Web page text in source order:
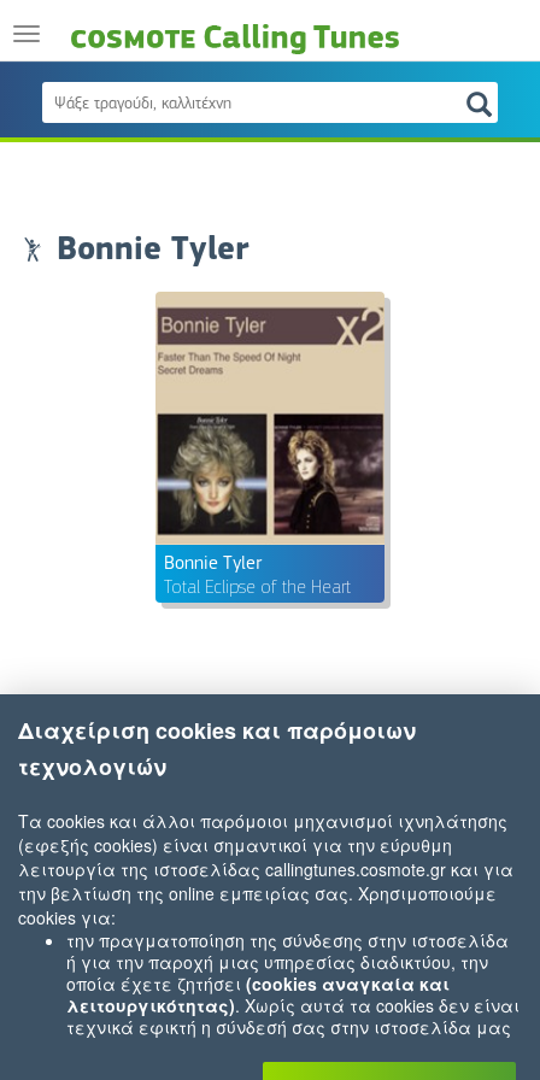
Bonnie Tyler
Bonnie Tyler
Total Eclipse of the Heart
Διαχείριση cookies και παρόμοιων
τεχνολογιών
Τα cookies και άλλοι παρόμοιοι μηχανισμοί ιχνηλάτησης
(εφεξής cookies) είναι σημαντικοί για την εύρυθμη
λειτουργία της ιστοσελίδας callingtunes.cosmote.gr και για
την βελτίωση της online εμπειρίας σας. Χρησιμοποιούμε
cookies για:
την πραγματοποίηση της σύνδεσης στην ιστοσελίδα
ή για την παροχή μιας υπηρεσίας διαδικτύου, την
οποία έχετε ζητήσει (cookies αναγκαία και
λειτουργικότητας). Χωρίς αυτά τα cookies δεν είναι
τεχνικά εφικτή η σύνδεσή σας στην ιστοσελίδα μας
που εσείς μας ζητήσατε (π.χ.cookies που αφορούν